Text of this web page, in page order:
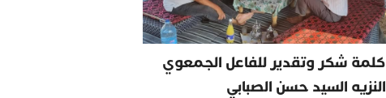
كلمة شكر وتقدير للفاعل الجمعوي
النزيه السيد حسن الصبابي